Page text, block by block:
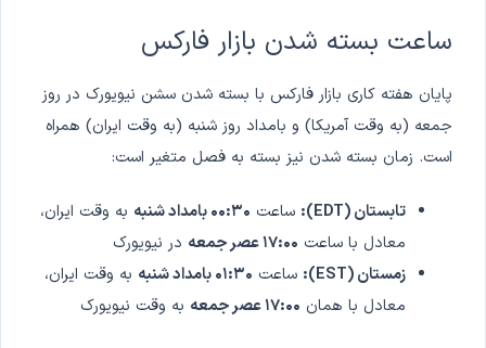
ساعت بسته شدن بازار فارکس
پایان هفته کاری بازار فارکس با بسته شدن سشن نیویورک در روز
جمعه (به وقت آمریکا) و بامداد روز شنبه (به وقت ایران) همراه
است. زمان بسته شدن نیز بسته به فصل متغیر است:
تابستان (EDT): ساعت ۰۰:۳۰ بامداد شنبه
به وقت ایران،
معادل با ساعت ۱۷:۰۰ عصر جمعه
در نیویورک
زمستان (EST):
ساعت ۰۱:۳۰ بامداد شنبه
به وقت ایران،
معادل با همان ۱۷:۰۰ عصر جمعه به وقت نیویورک